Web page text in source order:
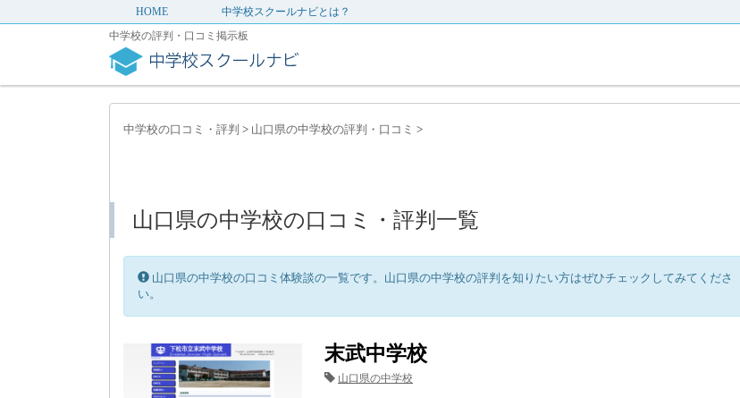
HOME
中学校スクールナビとは？
中学校の評判・口コミ掲示板
中学校の口コミ・評判 > 山口県の中学校の評判・口コミ >
山口県の中学校の口コミ・評判一覧
山口県の中学校の口コミ体験談の一覧です。山口県の中学校の評判を知りたい方はぜひチェックしてみてくださ
い。
末武中学校
山口県の中学校